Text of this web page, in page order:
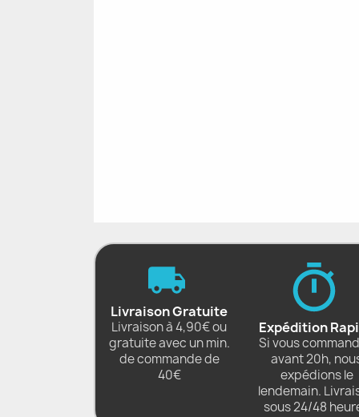
Livraison Gratuite
Livraison à 4,90€ ou
gratuite avec un min.
de commande de
40€
Expédition
Si vous
avant 20h,
expédions le
lendemain.
sous 24/48